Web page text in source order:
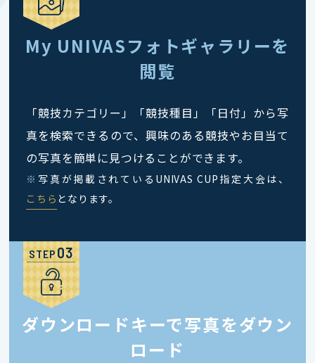
My UNIVASフォトギャラリーを
閲覧
「競技カテゴリー」「競技種目」「日付」から写
真を検索できるので、興味のある競技やお目当て
の写真を簡単に見つけることができます。
※ 写真が掲載されているUNIVAS CUP指定大会は、
こちら となります。
STEP
ダウンロードキーで写真をダウン
ロード